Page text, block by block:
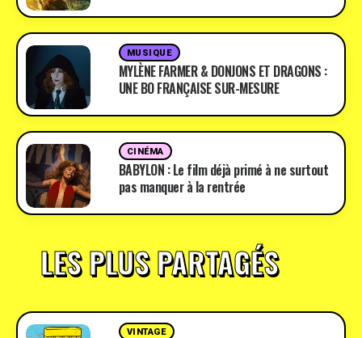
MUSIQUE
MYLÈNE FARMER & DONJONS ET DRAGONS :
UNE BO FRANÇAISE SUR-MESURE
CINÉMA
BABYLON : Le film déjà primé à ne surtout
pas manquer à la rentrée
LES PLUS PARTAGÉS
VINTAGE